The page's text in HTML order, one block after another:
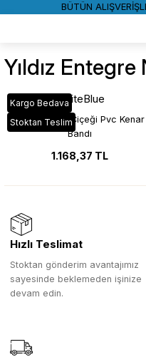
BÜTÜN
Yıldız
Kargo Bedava
Stoktan Teslim
WhiteBlue
YT_32D Nar Çiçeği Pvc Kenar
Bandı
1.168,37 TL
Hızlı Teslimat
Stoktan gönderim avantajımız
sayesinde beklemeden işinize
devam edin.